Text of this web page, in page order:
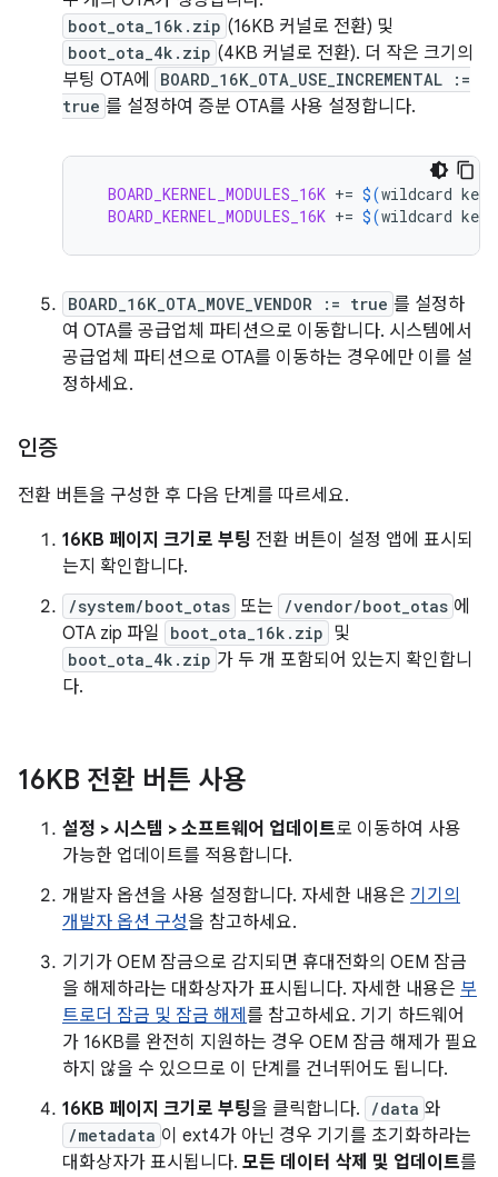
boot_ota_16k.zip (16KB 커널로 전환) 및
boot_ota_4k.zip (4KB 커널로 전환). 더 작은 크기의
부팅 OTA에
BOARD_16K_OTA_USE_INCREMENTAL :=
true 를 설정하여 증분 OTA를 사용 설정합니다.
BOARD_KERNEL_MODULES_16K += $(wildcard
BOARD_KERNEL_MODULES_16K += $(wildcard
BOARD_16K_OTA_MOVE_VENDOR := true 를 설정하
여 OTA를 공급업체 파티션으로 이동합니다. 시스템에서
공급업체 파티션으로 OTA를 이동하는 경우에만 이를 설
정하세요.
인증
전환 버튼을 구성한 후 다음 단계를 따르세요.
16KB 페이지 크기로 부팅 전환 버튼이 설정 앱에 표시되
는지 확인합니다.
/system/boot_otas 또는 /vendor/boot_otas 에
OTA zip 파일
boot_ota_16k.zip 및
boot_ota_4k.zip 가 두 개 포함되어 있는지 확인합니
다.
16KB 전환 버튼 사용
설정 > 시스템 > 소프트웨어 업데이트로 이동하여 사용
가능한 업데이트를 적용합니다.
개발자 옵션을 사용 설정합니다. 자세한 내용은 기기의
개발자 옵션 구성을 참고하세요.
기기가 OEM 잠금으로 감지되면 휴대전화의 OEM 잠금
을 해제하라는 대화상자가 표시됩니다. 자세한 내용은 부
트로더 잠금 및 잠금 해제 를 참고하세요. 기기 하드웨어
가 16KB를 완전히 지원하는 경우 OEM 잠금 해제가 필요
하지 않을 수 있으므로 이 단계를 건너뛰어도 됩니다.
16KB 페이지 크기로 부팅을 클릭합니다. /data 와
/metadata 이 ext4가 아닌 경우 기기를 초기화하라는
대화상자가 표시됩니다. 모든 데이터 삭제 및 업데이트를